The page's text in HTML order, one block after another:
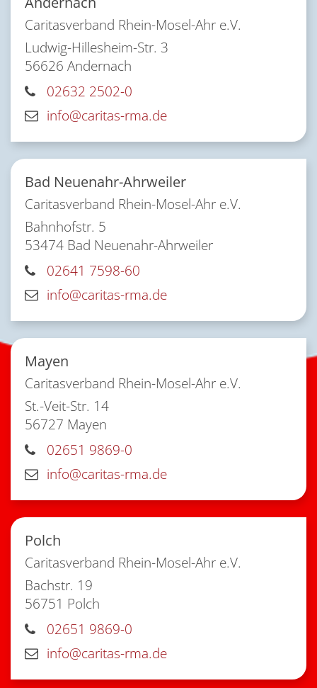
Caritasverband Rhein-Mosel-Ahr e.V.
Ludwig-Hillesheim-Str. 3
56626 Andernach
02632 2502-0
info@caritas-rma.de
Bad Neuenahr-Ahrweiler
Caritasverband Rhein-Mosel-Ahr e.V.
Bahnhofstr. 5
53474 Bad Neuenahr-Ahrweiler
02641 7598-60
info@caritas-rma.de
Mayen
Caritasverband Rhein-Mosel-Ahr e.V.
St.-Veit-Str. 14
56727 Mayen
02651 9869-0
info@caritas-rma.de
Polch
Caritasverband Rhein-Mosel-Ahr e.V.
Bachstr. 19
56751 Polch
02651 9869-0
info@caritas-rma.de